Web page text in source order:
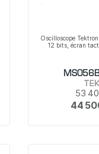
Oscilloscope
12 bits, écran
53
44